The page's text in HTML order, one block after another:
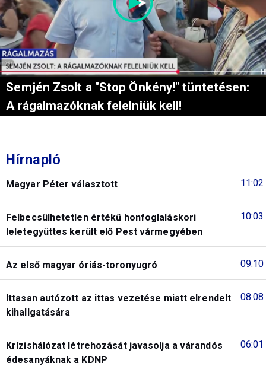
Semjén Zsolt a "Stop Önkény!" tüntetésen:
A rágalmazóknak felelniük kell!
Hírnapló
11:02
Magyar Péter választott
10:03
Felbecsülhetetlen értékű honfoglaláskori
leletegyüttes került elő Pest vármegyében
09:10
Az első magyar óriás-toronyugró
08:08
Ittasan autózott az ittas vezetése miatt elrendelt
kihallgatására
06:01
Krízishálózat létrehozását javasolja a várandós
édesanyáknak a KDNP